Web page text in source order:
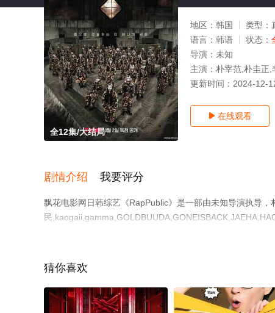
全12集/大结局
地区： 韩国 类型：
语言： 韩语 状态：
导演： 未知
主演： 朴宰范,朴圭正,
更新时间： 2024-12-
 在线观看
剧情介绍 我要评分
飘花电影网日韩综艺《RapPublic》是一部由未知导演执导，
民
员精彩演绎的韩国综艺节目，大结局剧情已揭晓（全12集）
猜你喜欢